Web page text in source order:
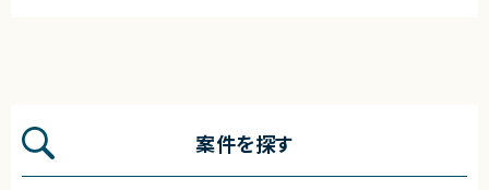
案件を探す